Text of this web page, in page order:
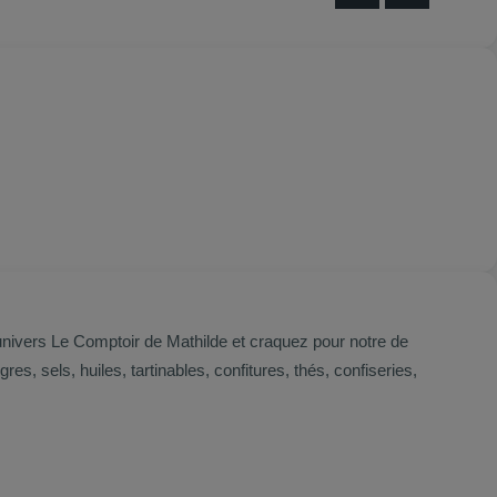
Le Comptoir de Mathilde et craquez pour notre de
sels, huiles, tartinables, confitures, thés, confiseries,